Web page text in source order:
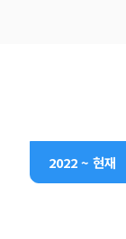
2022 ~ 현재